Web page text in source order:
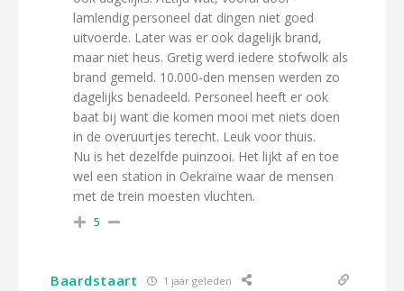
lamlendig personeel dat dingen niet goed
uitvoerde. Later was er ook dagelijk brand,
maar niet heus. Gretig werd iedere stofwolk als
brand gemeld. 10.000-den mensen werden zo
dagelijks benadeeld. Personeel heeft er ook
baat bij want die komen mooi met niets doen
in de overuurtjes terecht. Leuk voor thuis.
Nu is het dezelfde puinzooi. Het lijkt af en toe
wel een station in Oekraïne waar de mensen
met de trein moesten vluchten.
5
Baardstaart 1 jaar geleden